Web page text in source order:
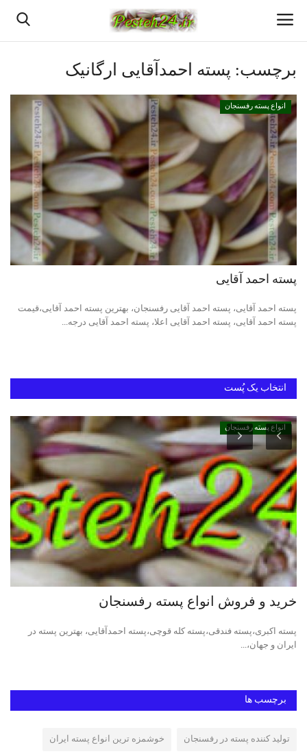
خانه
پسته اعلا رفسنجان
قیمت روزانه پسته رفسنجان
بهترین پسته رفسنجان
پسته رفسنجان
انواع پسته رفسنجان
دانستنیهای پـسـتـه رفسنجان
برچسب: پسته احمدآقایی ارگانیک
انواع پسته رفسنجان
پسته احمد آقایی
پسته احمد آقایی، پسته احمد آقایی رفسنجان، بهترین پسته احمد آقایی،قیمت
پسته احمد آقایی، پسته احمد آقایی اعلا، پسته احمد آقایی درجه...
انتخاب یک پُست
انواع پسته رفسنجان
خرید و فروش انواع پسته رفسنجان
پسته اکبری،پسته فندقی،پسته کله قوچی،پسته احمدآقایی، بهترین پسته در
ایران و جهان،...
برچسب ها
تولید کننده پسته در رفسنجان خوشمزه ترین انواع پسته ایران